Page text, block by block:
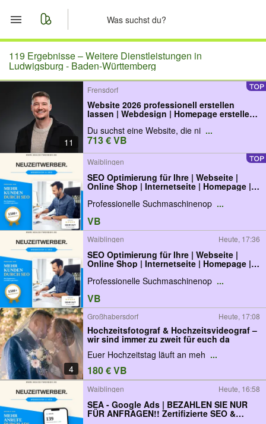
Start
Merkliste
Nachrichten
Anzeige aufgeben
119 Ergebnisse –Weitere Dienstleistungen in
Ludwigsburg - Baden-Württemberg
11
Frensdorf
Website 2026 professionell erstellen
lassen | Webdesign | Homepage erstellen
Du suchst eine Website, die ni ...
713 € VB
Waiblingen
SEO Optimierung für Ihre | Webseite |
Online Shop | Internetseite | Homepage |
Website | Landingpage
Professionelle Suchmaschinenop ...
VB
Waiblingen Heute, 17:36
SEO Optimierung für Ihre | Webseite |
Online Shop | Internetseite | Homepage |
Website | Landingpage
Professionelle Suchmaschinenop ...
VB
4
Großhabersdorf Heute, 17:08
Hochzeitsfotograf & Hochzeitsvideograf –
wir sind immer zu zweit für euch da
Euer Hochzeitstag läuft an meh ...
180 € VB
Waiblingen Heute, 16:58
SEA - Google Ads | BEZAHLEN SIE NUR
FÜR ANFRAGEN!! Zertifizierte SEO &